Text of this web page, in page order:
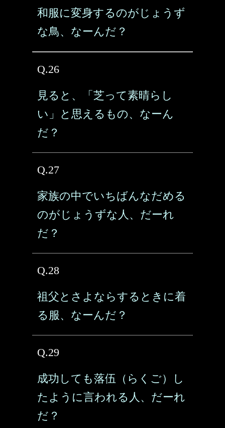
和服に変身するのがじょうず
な鳥、なーんだ？
Q.26
見ると、「芝って素晴らし
い」と思えるもの、なーん
だ？
Q.27
家族の中でいちばんなだめる
のがじょうずな人、だーれ
だ？
Q.28
祖父とさよならするときに着
る服、なーんだ？
Q.29
成功しても落伍（らくご）し
たように言われる人、だーれ
だ？